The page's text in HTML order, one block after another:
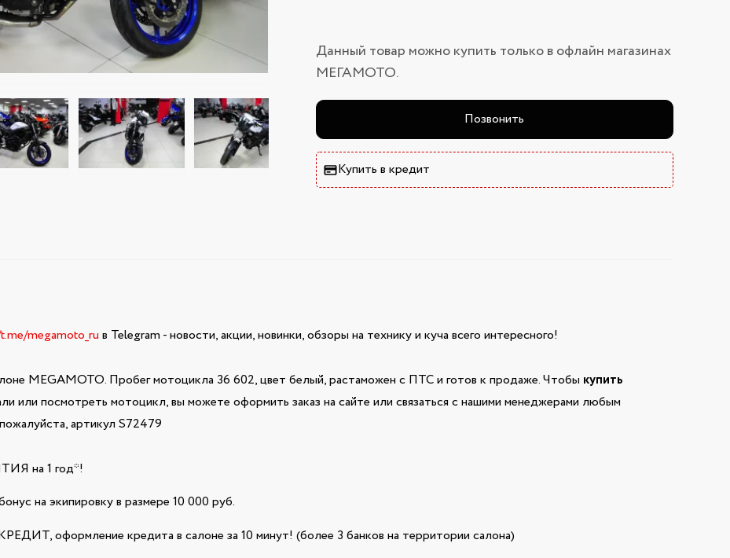
Данный товар можно купить только в офлайн магазинах
МЕГАМОТО.
Позвонить
Купить в кредит
megamoto_ru в Telegram - новости, акции, новинки, обзоры на технику и куча всего интересного!
MEGAMOTO. Пробег мотоцикла 36 602, цвет белый, растаможен с ПТС и готов к продаже. Чтобы купить
или посмотреть мотоцикл, вы можете оформить заказ на сайте или связаться с нашими менеджерами любым
артикул S72479
на 1 год*!
на экипировку в размере 10 000 руб.
оформление кредита в салоне за 10 минут! (более 3 банков на территории салона)